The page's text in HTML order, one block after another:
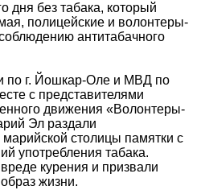
дня без табака, который
полицейские и волонтеры-
антитабачного
по г. Йошкар-Оле и МВД по
с представителями
движения «Волонтеры-
Эл раздали
столицы памятки с
употребления табака.
курения и призвали
жизни.